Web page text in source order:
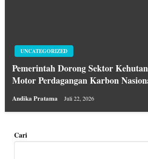
UNCATEGORIZED
Pemerintah Dorong Sektor
Motor Perdagangan Karbon
Andika Pratama Juli 22, 2026
Cari